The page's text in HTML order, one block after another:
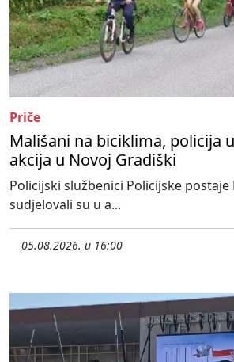
Priče
Mališani na biciklima, policija
akcija u Novoj Gradiški
Policijski službenici Policijske postaje
sudjelovali su u a...
05.08.2026. u 16:00